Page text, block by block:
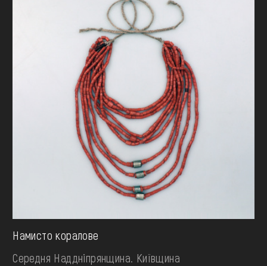
Намисто коралове
Середня Наддніпрянщина. Київщина